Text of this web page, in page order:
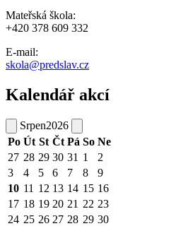
Mateřská škola:
+420 378 609 332
E-mail:
skola@predslav.cz
Kalendář akcí
Srpen2026
Po Út St Čt Pá So Ne
27 28 29 30 31 1
2
3
4 5 6 7 8
9
10 11 12 13 14 15 16
17 18 19 20 21 22 23
24 25 26 27 28 29 30